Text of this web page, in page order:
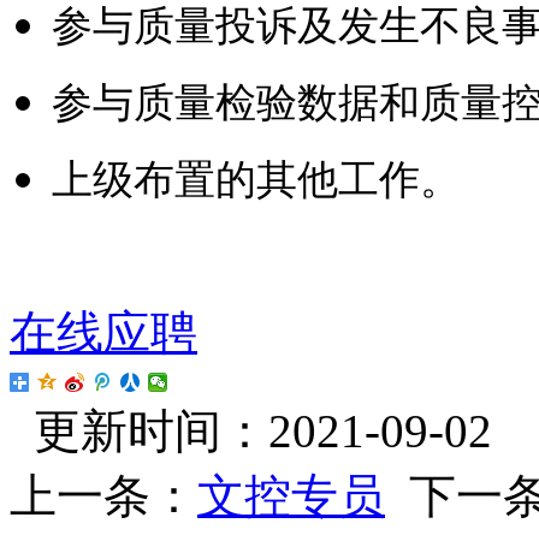
参与质量投诉及发生不良
参与质量检验数据和质量
上级布置的其他工作。
在线应聘
更新时间：2021-09-02
上一条： 文控专员 下一